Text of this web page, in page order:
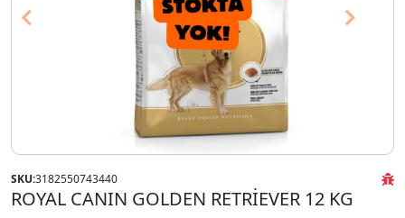
Previous Next
SKU:3182550743440
ROYAL CANIN GOLDEN RETRİEVER 12 KG